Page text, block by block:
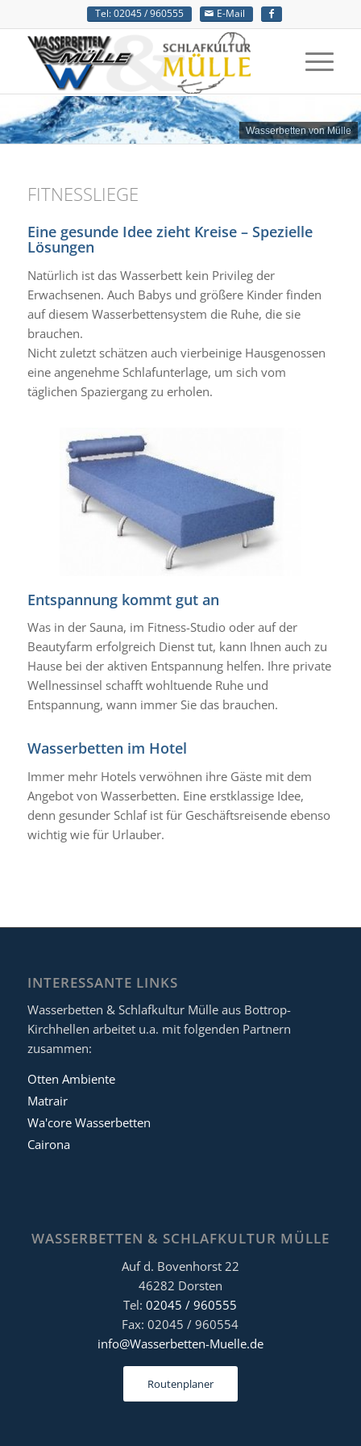
Tel: 02045 / 960555 E-Mail
Wasserbetten von Mülle
FITNESSLIEGE
Eine gesunde Idee zieht Kreise – Spezielle
Lösungen
Natürlich ist das Wasserbett kein Privileg der
Erwachsenen. Auch Babys und größere Kinder finden
auf diesem Wasserbettensystem die Ruhe, die sie
brauchen.
Nicht zuletzt schätzen auch vierbeinige Hausgenossen
eine angenehme Schlafunterlage, um sich vom
täglichen Spaziergang zu erholen.
Entspannung kommt gut an
Was in der Sauna, im Fitness-Studio oder auf der
Beautyfarm erfolgreich Dienst tut, kann Ihnen auch zu
Hause bei der aktiven Entspannung helfen. Ihre private
Wellnessinsel schafft wohltuende Ruhe und
Entspannung, wann immer Sie das brauchen.
Wasserbetten im Hotel
Immer mehr Hotels verwöhnen ihre Gäste mit dem
Angebot von Wasserbetten. Eine erstklassige Idee,
denn gesunder Schlaf ist für Geschäftsreisende ebenso
wichtig wie für Urlauber.
INTERESSANTE LINKS
Wasserbetten & Schlafkultur Mülle aus Bottrop-
Kirchhellen arbeitet u.a. mit folgenden Partnern
zusammen:
Otten Ambiente
Matrair
Wa'core Wasserbetten
Cairona
WASSERBETTEN & SCHLAFKULTUR MÜLLE
Auf d. Bovenhorst 22
46282 Dorsten
Tel:02045 / 960555
Fax: 02045 / 960554
info@Wasserbetten-Muelle.de
Routenplaner